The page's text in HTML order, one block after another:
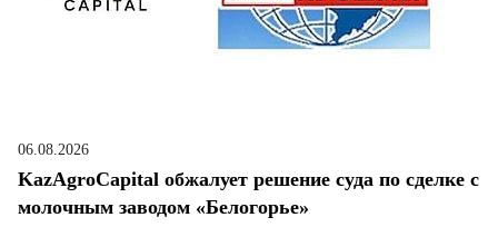
06.08.2026
KazAgroCapital обжалует решение суда по сделке с
молочным заводом «Белогорье»